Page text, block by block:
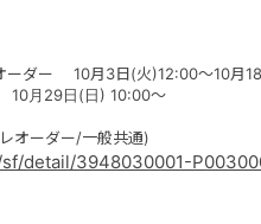
ーダー 10月3日(火)12:00〜10月
月29日(日) 10:00〜
オーダー/一般共通)
detail/3948030001-